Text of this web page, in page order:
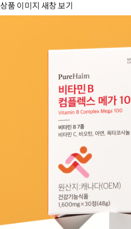
상품 이미지 새창 보기